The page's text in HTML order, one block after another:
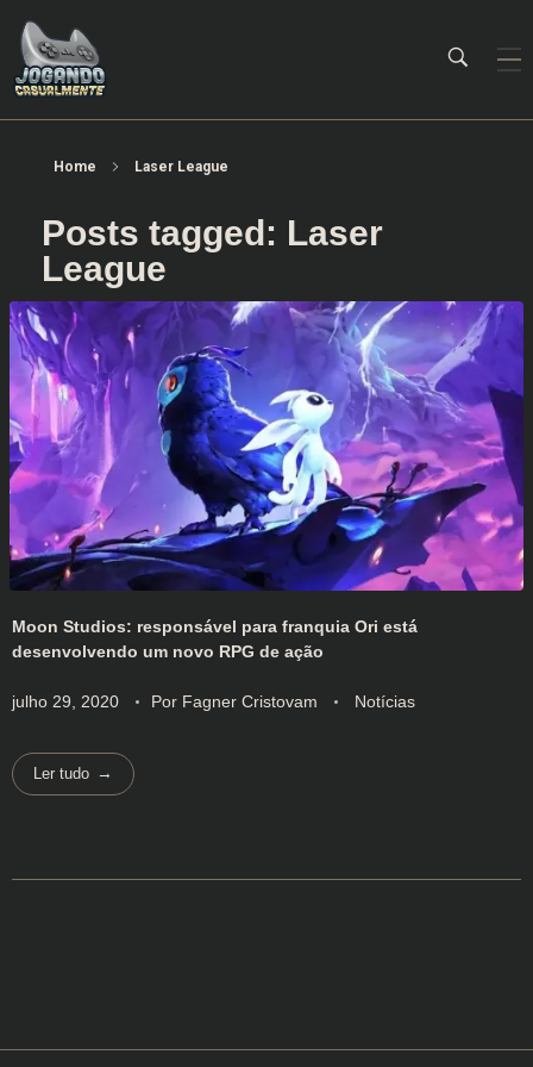
Home Laser League
Posts tagged: Laser
League
Moon Studios: responsável para franquia Ori está
desenvolvendo um novo RPG de ação
julho 29, 2020 Por Fagner Cristovam Notícias
Ler tudo